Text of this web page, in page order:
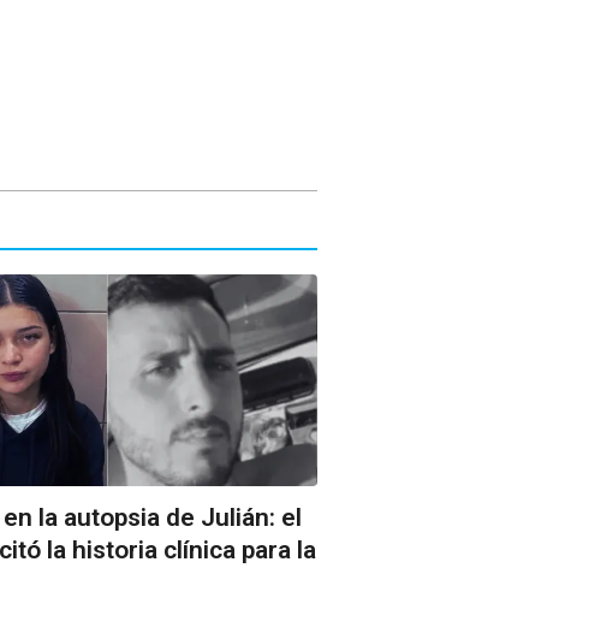
la autopsia de Julián: el
la historia clínica para la